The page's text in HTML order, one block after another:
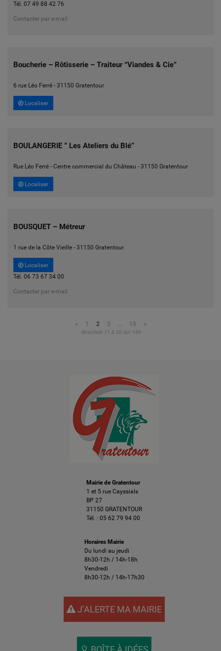
Tél. 07 49 88 42 76
Contacter par e-mail
Boucherie – Rôtisserie – Traiteur “Viandes & Cie”
6 rue Léo Ferré - 31150 Gratentour
Localiser
BOULANGERIE ” Les Ateliers du Blé”
Rue Léo Ferré - Centre commercial du Château - 31150 Gratentour
Localiser
BOUSQUET – Métreur
1 rue de la Côte Vieille - 31150 Gratentour
Localiser
Tél. 06 73 67 34 00
Contacter par e-mail
Pagination
< Page précédente
1 2 3 … 15 >Page suivante
Résultats 11 à 20 sur 149
Mairie de Gratentour
1 et 5 rue Cayssials
BP 27
31150 GRATENTOUR
Tél. : 05 62 79 94 00
Horaires Mairie
Du lundi au jeudi
8h30-12h / 14h-18h
Vendredi
8h30-12h / 14h-17h30
J’ALERTE MA MAIRIE